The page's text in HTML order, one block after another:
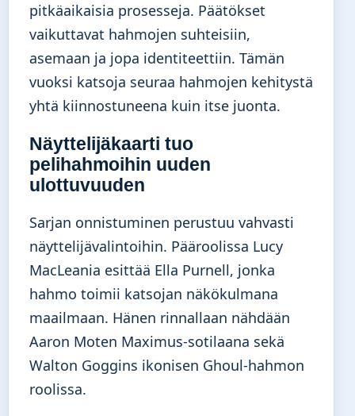
pitkäaikaisia prosesseja. Päätökset
vaikuttavat hahmojen suhteisiin,
asemaan ja jopa identiteettiin. Tämän
vuoksi katsoja seuraa hahmojen kehitystä
yhtä kiinnostuneena kuin itse juonta.
Näyttelijäkaarti tuo
pelihahmoihin uuden
ulottuvuuden
Sarjan onnistuminen perustuu vahvasti
näyttelijävalintoihin. Pääroolissa Lucy
MacLeania esittää Ella Purnell, jonka
hahmo toimii katsojan näkökulmana
maailmaan. Hänen rinnallaan nähdään
Aaron Moten Maximus-sotilaana sekä
Walton Goggins ikonisen Ghoul-hahmon
roolissa.